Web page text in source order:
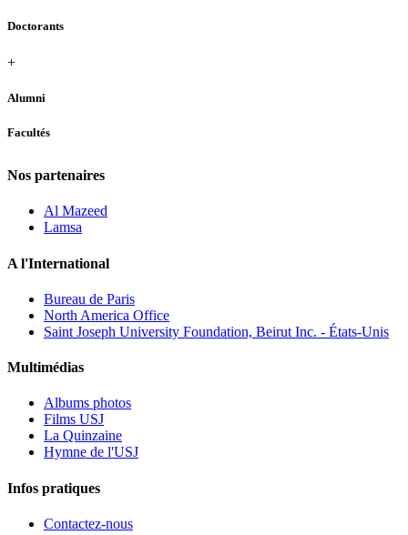
Doctorants
+
Alumni
Facultés
Nos partenaires
Al Mazeed
Lamsa
A l'International
Bureau de Paris
North America Office
Saint Joseph University Foundation, Beirut Inc. - États-Unis
Multimédias
Albums photos
Films USJ
La Quinzaine
Hymne de l'USJ
Infos pratiques
Contactez-nous